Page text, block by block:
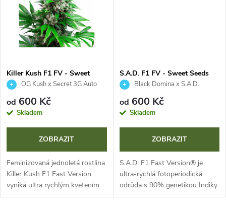
Killer Kush F1 FV - Sweet
SeedsOG Kush x Secret 3G Auto
od 600 Kč
Skladem
ZOBRAZIT
Feminizovaná jednoletá rostlina
Killer Kush F1 Fast Version
vyniká ultra rychlým kvetením
za pouhých 7 týdnů. Tento
S.A.D. F1 FV - Sweet Seeds
Black Domina x S.A.D.
(Sweet Afghani Delicious) Auto
od 600 Kč
Skladem
ZOBRAZIT
S.A.D. F1 Fast Version® je
ultra-rychlá fotoperiodická
odrůda s 90% genetikou Indiky.
S dobou květu 6-7 týdnů a